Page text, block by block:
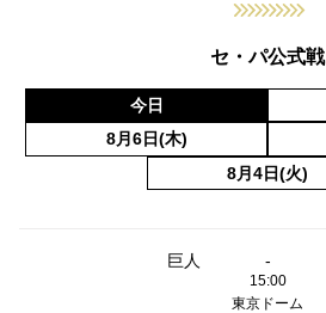
セ・パ公式戦
今日
8月6日(木)
8月4日(火)
巨人 -
15:00
東京ドーム